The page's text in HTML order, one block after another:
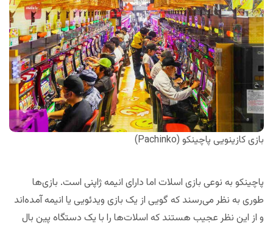
بازی کازینویی پاچینکو (Pachinko)
پاچینکو به نوعی بازی اسلات اما دارای انیمه ژاپنی است. بازی‌ها
طوری به نظر می‌رسند که گویی از یک بازی ویدئویی یا انیمه آمده‌اند
و از این نظر عجیب هستند که اسلات‌ها را با یک دستگاه پین ​​بال